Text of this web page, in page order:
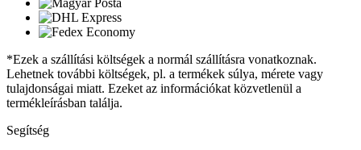
*Ezek a szállítási költségek a normál szállításra vonatkoznak.
Lehetnek további költségek, pl. a termékek súlya, mérete vagy
tulajdonságai miatt. Ezeket az információkat közvetlenül a
termékleírásban találja.
Segítség